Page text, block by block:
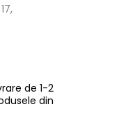
de 1-2
din